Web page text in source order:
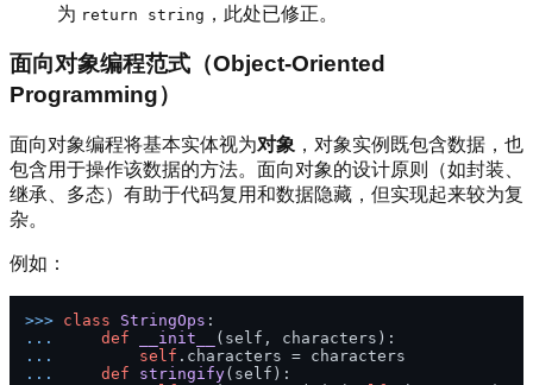
为 return string ，此处已修正。
面向对象编程范式（Object-Oriented
Programming）
面向对象编程将基本实体视为对象 ，对象实例既包含数据，也
包含用于操作该数据的方法。面向对象的设计原则（如封装、
继承、多态）有助于代码复用和数据隐藏，但实现起来较为复
杂。
例如：
>>> class StringOps
...
def __init__ ( self, characters
...
self
...
def stringify( self